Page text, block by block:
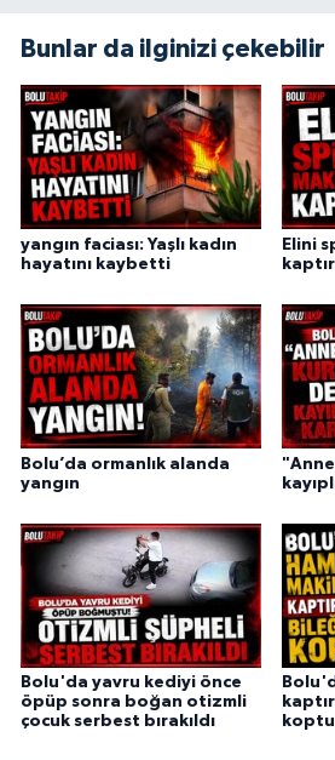
Bunlar da ilginizi çekebilir
yangın faciası: Yaşlı kadın
hayatını kaybetti
Elini
Bolu’da ormanlık alanda
yangın
Bolu'da yavru kediyi önce
öpüp sonra boğan otizmli
çocuk serbest bırakıldı
koptu